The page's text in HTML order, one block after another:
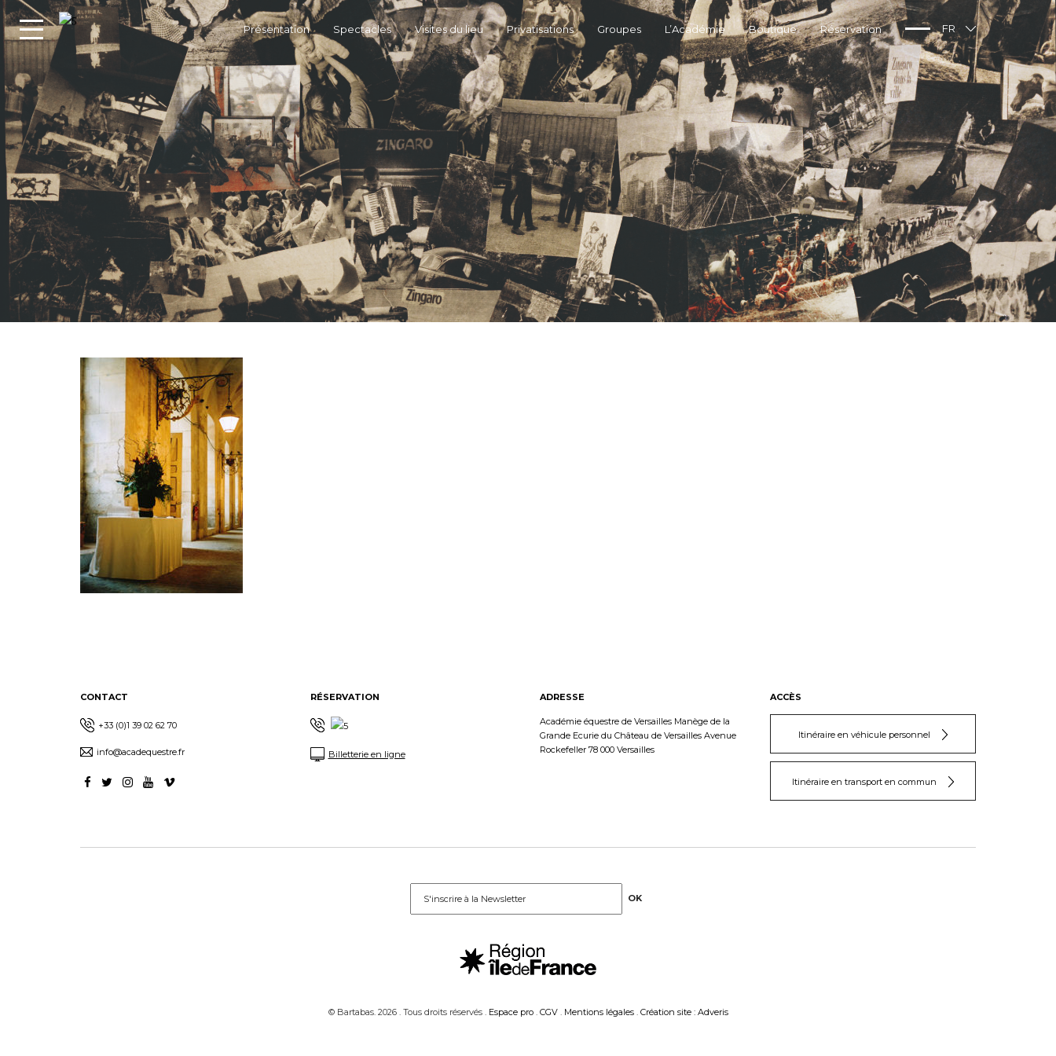
Présentation Spectacles Visites du lieu Privatisations Groupes L’Académie Boutique Réservation
CONTACT RÉSERVATION ADRESSE ACCÈS
+33 (0)1 39 02 62 70
info@acadequestre.fr Billetterie en ligne
Académie équestre de Versailles Manège de la
Grande Ecurie du Château de Versailles Avenue
Rockefeller 78 000 Versailles
Itinéraire en véhicule personnel
Itinéraire en transport en commun
© Bartabas. 2026 . Tous droits réservés . Espace pro. CGV. Mentions légales. Création site : Adveris